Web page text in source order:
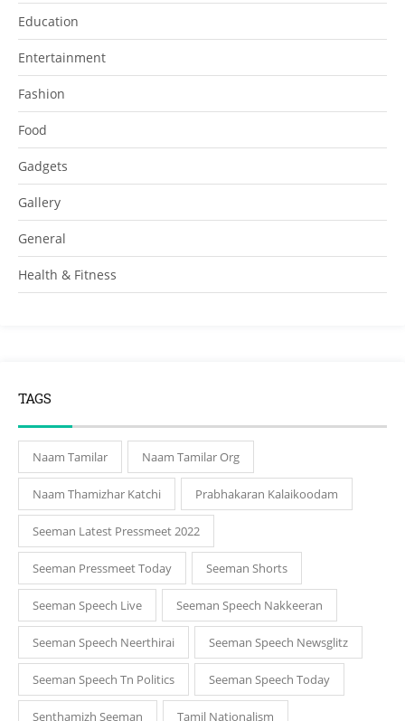
Education
Entertainment
Fashion
Food
Gadgets
Gallery
General
Health & Fitness
TAGS
Naam Tamilar Naam Tamilar Org
Naam Thamizhar Katchi Prabhakaran Kalaikoodam
Seeman Latest Pressmeet 2022
Seeman Pressmeet Today Seeman Shorts
Seeman Speech Live Seeman Speech Nakkeeran
Seeman Speech Neerthirai Seeman Speech Newsglitz
Seeman Speech Tn Politics Seeman Speech Today
Senthamizh Seeman Tamil Nationalism